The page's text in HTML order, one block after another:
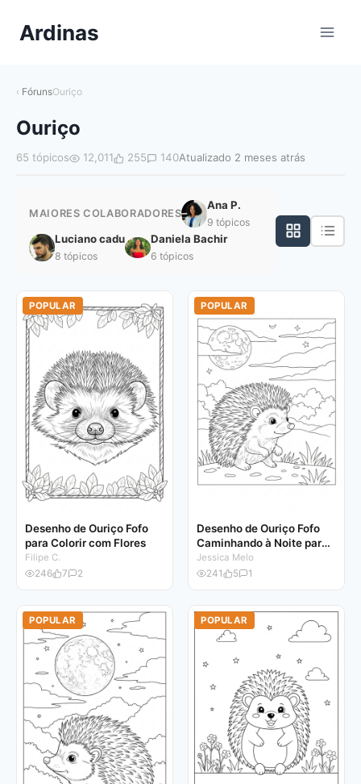
paraArdinas
FórunsOuriço
Ouriço
65 tópicos 12,011 255 140Atualizado 2 meses atrás
MAIORES COLABORADORES
Ana P.
9 tópicos
Luciano cadu
8 tópicos
Daniela Bachir
6 tópicos
POPULAR
Desenho de Ouriço Fofo
para Colorir com Flores
Filipe C.
246
7 2
POPULAR
Desenho de Ouriço Fofo
Caminhando à Noite para
Colorir
Jessica Melo
241
5 1
POPULAR POPULAR